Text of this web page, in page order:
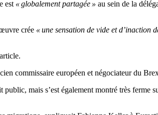
est « globalement partagée » au sein de la
crée « une sensation de vide et d’inaction
commissaire européen et négociateur du
mais s’est également montré très ferme